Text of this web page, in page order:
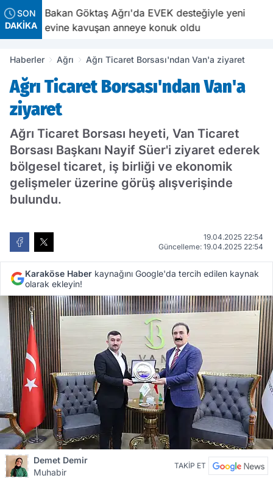
SON
DAKİKA
Ağrı'da EVEK desteğiyle yeni
anneye konuk oldu
Bakan Göktaş
ziyaret etti
Haberler Ağrı Ağrı Ticaret Borsası'ndan Van'a ziyaret
Ağrı Ticaret Borsası'ndan Van'a
ziyaret
Ağrı Ticaret Borsası heyeti, Van Ticaret
Borsası Başkanı Nayif Süer'i ziyaret ederek
bölgesel ticaret, iş birliği ve ekonomik
gelişmeler üzerine görüş alışverişinde
bulundu.
19.04.2025 22:54
Güncelleme: 19.04.2025 22:54
Karaköse Haber kaynağını Google'da tercih edilen kaynak
olarak ekleyin!
Demet Demir
Muhabir
TAKİP ET